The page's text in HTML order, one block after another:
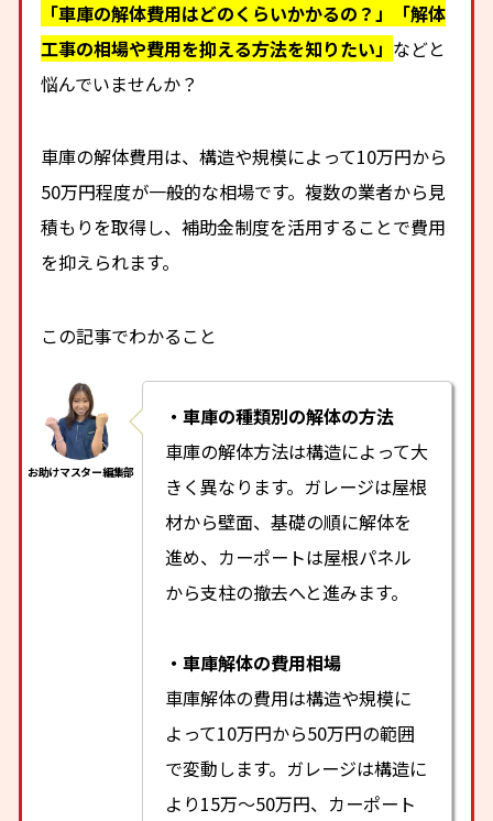
「車庫の解体費用はどのくらいかかるの？」「解体
工事の相場や費用を抑える方法を知りたい」 などと
悩んでいませんか？
車庫の解体費用は、構造や規模によって10万円から
50万円程度が一般的な相場です。複数の業者から見
積もりを取得し、補助金制度を活用することで費用
を抑えられます。
この記事でわかること
・車庫の種類別の解体の方法
車庫の解体方法は構造によって大
きく異なります。ガレージは屋根
材から壁面、基礎の順に解体を
進め、カーポートは屋根パネル
から支柱の撤去へと進みます。
・車庫解体の費用相場
車庫解体の費用は構造や規模に
よって10万円から50万円の範囲
で変動します。ガレージは構造に
より15万〜50万円、カーポート